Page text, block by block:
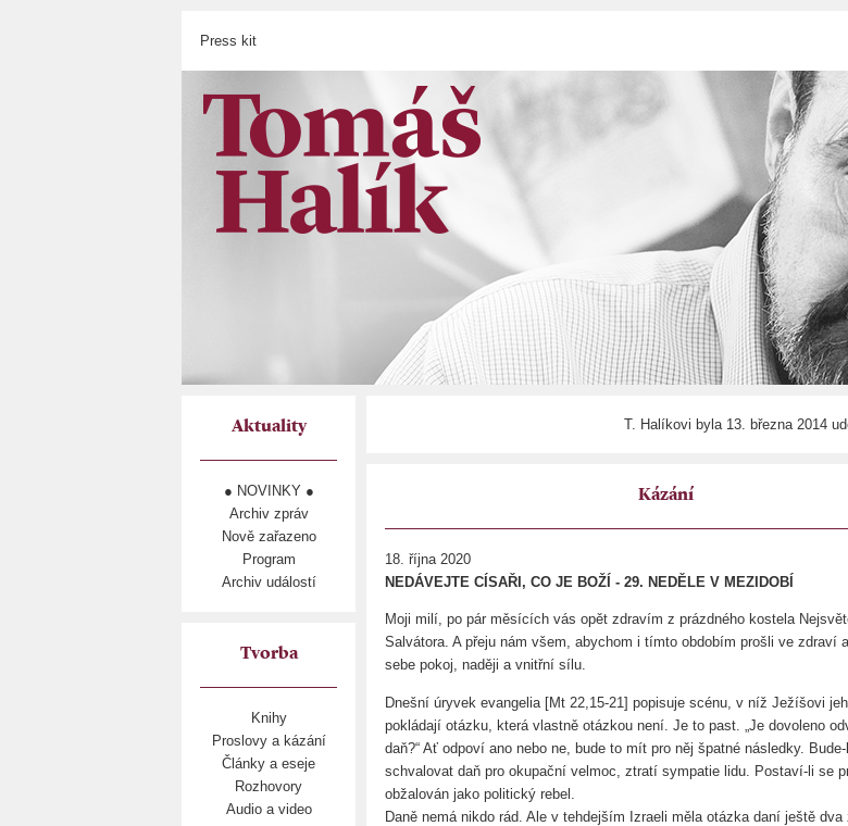
Press kit
Aktuality
● NOVINKY ●
Archiv zpráv
Nově zařazeno
Program
Archiv událostí
Tvorba
Knihy
Proslovy a kázání
Články a eseje
Rozhovory
Audio a video
T. Halíkovi byla 13. března 2014
Kázání
18. října 2020
NEDÁVEJTE CÍSAŘI, CO JE BOŽÍ - 29. NEDĚLE V MEZIDOBÍ
Moji milí, po pár měsících vás opět zdravím z prázdného kostela
Salvátora. A přeju nám všem, abychom i tímto obdobím prošli ve zdraví
sebe pokoj, naději a vnitřní sílu.
Dnešní úryvek evangelia [Mt 22,15-21] popisuje scénu, v níž Ježíšovi
pokládají otázku, která vlastně otázkou není. Je to past. „Je dovoleno
daň?“ Ať odpoví ano nebo ne, bude to mít pro něj špatné následky.
schvalovat daň pro okupační velmoc, ztratí sympatie lidu. Postaví-li se
obžalován jako politický rebel.
Daně nemá nikdo rád. Ale v tehdejším Izraeli měla otázka daní ještě